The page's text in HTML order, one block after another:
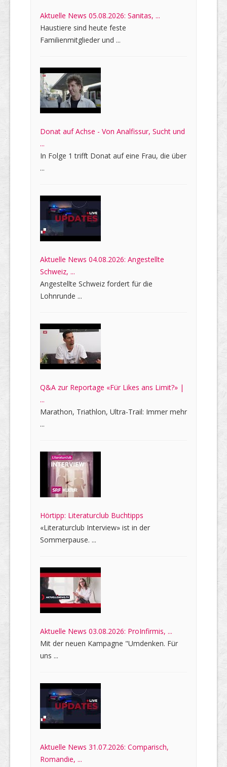
Aktuelle News 05.08.2026: Sanitas, ...
Haustiere sind heute feste
Familienmitglieder und ...
Donat auf Achse - Von Analfissur, Sucht und
...
In Folge 1 trifft Donat auf eine Frau, die über
...
Aktuelle News 04.08.2026: Angestellte
Schweiz, ...
Angestellte Schweiz fordert für die
Lohnrunde ...
Q&A zur Reportage «Für Likes ans Limit?» |
...
Marathon, Triathlon, Ultra-Trail: Immer mehr
...
Hörtipp: Literaturclub Buchtipps
«Literaturclub Interview» ist in der
Sommerpause. ...
Aktuelle News 03.08.2026: ProInfirmis, ...
Mit der neuen Kampagne "Umdenken. Für
uns ...
Aktuelle News 31.07.2026: Comparisch,
Romandie, ...